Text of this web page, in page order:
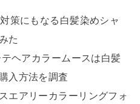
策にもなる白髪染めシャ
た
ヘアカラームースは白髪
入方法を調査
エアリーカラーリングフォ